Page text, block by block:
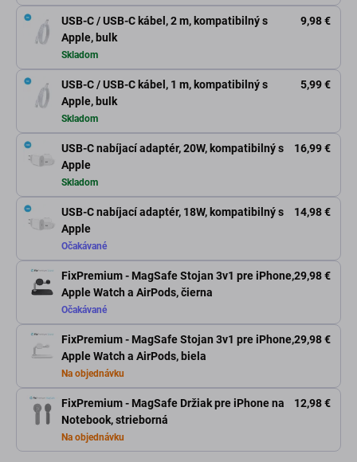
USB-C / USB-C kábel, 2 m, kompatibilný s
Apple, bulk
9,98 €
Skladom
USB-C / USB-C kábel, 1 m, kompatibilný s
Apple, bulk
5,99 €
Skladom
USB-C nabíjací adaptér, 20W, kompatibilný s
Apple
16,99 €
Skladom
USB-C nabíjací adaptér, 18W, kompatibilný s
Apple
14,98 €
Očakávané
FixPremium - MagSafe Stojan 3v1 pre iPhone,
Apple Watch a AirPods, čierna
29,98 €
Očakávané
FixPremium - MagSafe Stojan 3v1 pre iPhone,
Apple Watch a AirPods, biela
29,98 €
Na objednávku
FixPremium - MagSafe Držiak pre iPhone na
Notebook, strieborná
12,98 €
Na objednávku